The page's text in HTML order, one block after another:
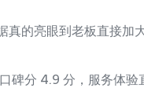
真的亮眼到老板直接加
碑分 4.9 分，服务体验